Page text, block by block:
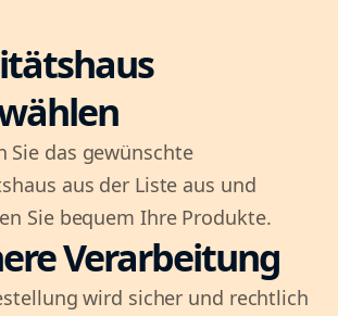
Sie das gewünschte
aus der Liste aus und
Sie bequem Ihre Produkte.
Verarbeitung
wird sicher und rechtlich